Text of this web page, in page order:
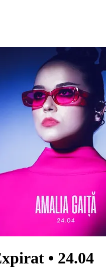
• 24.04